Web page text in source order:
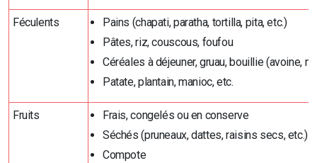
Féculents
Pains (chapati, paratha, tortilla, pita, etc.)
Pâtes, riz, couscous, foufou
Céréales à déjeuner, gruau, bouillie (avoine,
Patate, plantain, manioc, etc.
Fruits
Frais, congelés ou en conserve
Séchés (pruneaux, dattes, raisins secs, etc.)
Compote